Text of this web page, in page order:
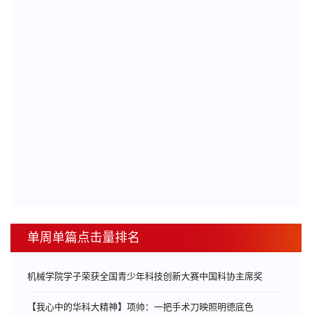
单周单篇点击量排名
机械学院学子荣获全国青少年科技创新大赛中国科协主席奖
【我心中的华科大精神】项帅：一把手术刀映照明德底色